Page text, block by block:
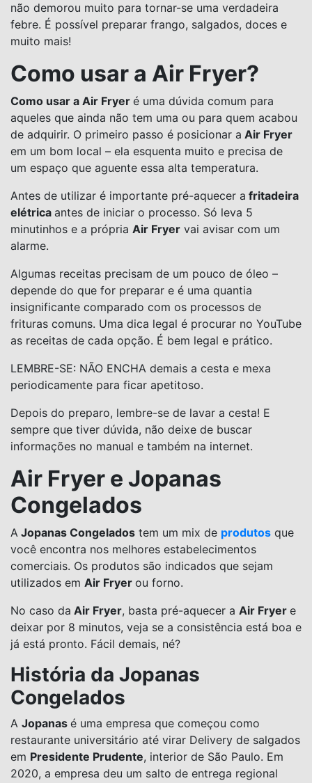
não demorou muito para tornar-se uma verdadeira
febre. É possível preparar frango, salgados, doces e
muito mais!
Como usar a Air Fryer?
Como usar a Air Fryer é uma dúvida comum para
aqueles que ainda não tem uma ou para quem acabou
de adquirir. O primeiro passo é posicionar a Air Fryer
em um bom local – ela esquenta muito e precisa de
um espaço que aguente essa alta temperatura.
Antes de utilizar é importante pré-aquecer a fritadeira
elétrica antes de iniciar o processo. Só leva 5
minutinhos e a própria Air Fryer vai avisar com um
alarme.
Algumas receitas precisam de um pouco de óleo –
depende do que for preparar e é uma quantia
insignificante comparado com os processos de
frituras comuns. Uma dica legal é procurar no YouTube
as receitas de cada opção. É bem legal e prático.
LEMBRE-SE: NÃO ENCHA demais a cesta e mexa
periodicamente para ficar apetitoso.
Depois do preparo, lembre-se de lavar a cesta! E
sempre que tiver dúvida, não deixe de buscar
informações no manual e também na internet.
Air Fryer e Jopanas
Congelados
A Jopanas Congelados tem um mix de produtos que
você encontra nos melhores estabelecimentos
comerciais. Os produtos são indicados que sejam
utilizados em Air Fryer ou forno.
No caso da Air Fryer, basta pré-aquecer a Air Fryer e
deixar por 8 minutos, veja se a consistência está boa e
já está pronto. Fácil demais, né?
História da Jopanas
Congelados
A Jopanas é uma empresa que começou como
restaurante universitário até virar Delivery de salgados
em Presidente Prudente, interior de São Paulo. Em
2020, a empresa deu um salto de entrega regional